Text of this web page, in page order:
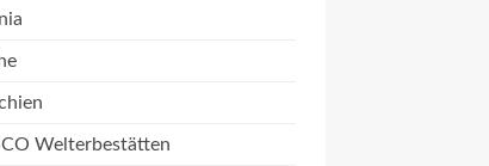
Welterbestätten